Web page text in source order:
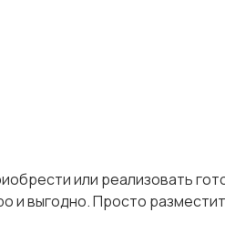
или реализовать
и выгодно. Просто